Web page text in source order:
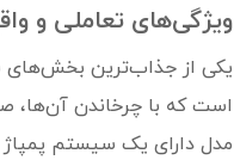
ویژگی‌های تعاملی و
است که با چرخاندن
مدل دارای یک سیستم